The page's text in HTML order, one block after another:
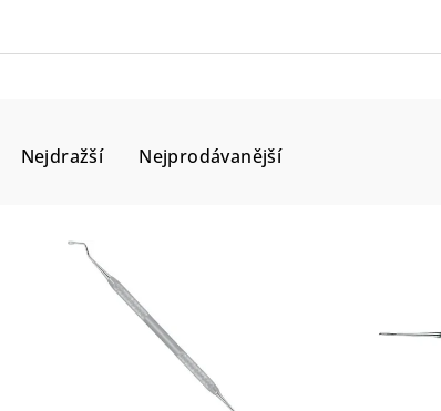
Nejdražší Nejprodávanější